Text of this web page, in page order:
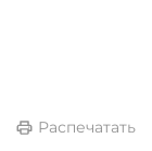
Распечатать